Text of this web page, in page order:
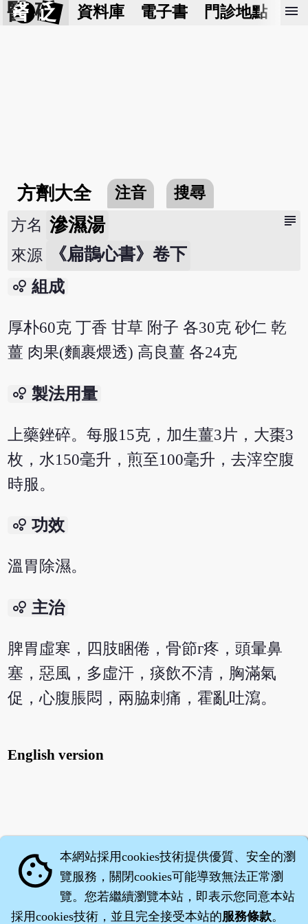
醫 砭 資料庫 電子書 門診地點 預
menu
方劑大全 注音 搜尋
subject
方名 滲濕湯
來源 《扁鵲心書》卷下
bubble_chart 組成
厚朴60克 丁香 甘草 附子 各30克 砂仁 乾
薑 肉果(麵裹煨透) 高良薑 各24克
bubble_chart 製法用量
上藥銼碎。每服15克，加生薑3片，大棗3
枚，水150毫升，煎至100毫升，去滓空腹
時服。
bubble_chart 功效
溫胃除濕。
bubble_chart 主治
脾胃虛寒，四肢睏倦，骨節г疼，頭暈鼻
塞，惡風，多虛汗，痰飲不清，胸滿氣
促，心腹脹悶，兩脇刺痛，霍亂吐瀉。
English version
cookie 本網站採用cookies技術提供優質、安全的瀏
覽服務，關閉cookies可能導致無法正常瀏
覽。您若繼續瀏覽本站，即表示您同意本站
採用cookies技術，並且完全接受本站的服務條款。